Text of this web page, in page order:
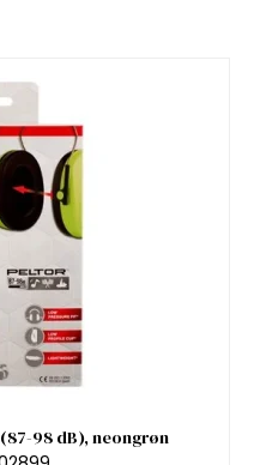
98 dB), neongrøn